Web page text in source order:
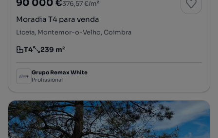
90 000 €376,57 €/m²
Moradia T4 para venda
Liceia, Montemor-o-Velho, Coimbra
Tipologia
T4
Preço por metro quadrado
239 m²
Grupo Remax White
Profissional